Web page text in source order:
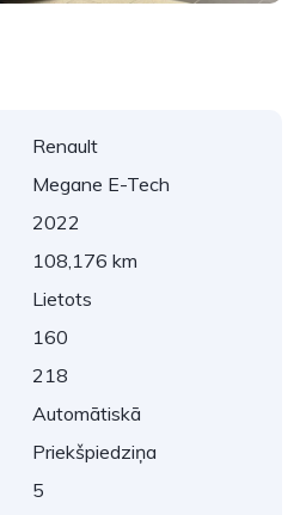
Renault
Megane E-Tech
2022
108,176 km
Lietots
160
218
Automātiskā
Priekšpiedziņa
5